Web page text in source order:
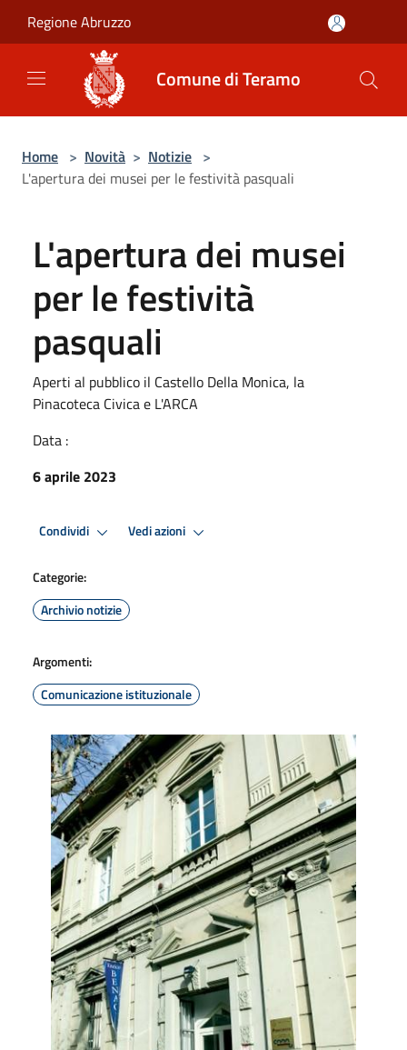
Regione Abruzzo
Comune di Teramo
Home > Novità > Notizie >
L'apertura dei musei per le festività pasquali
L'apertura dei musei
per le festività
pasquali
Aperti al pubblico il Castello Della Monica, la
Pinacoteca Civica e L'ARCA
Data :
6 aprile 2023
Condividi Vedi azioni
Categorie:
Archivio notizie
Argomenti:
Comunicazione istituzionale